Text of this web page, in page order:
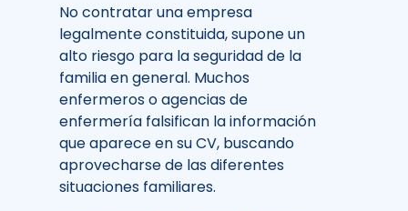
No contratar una empresa
legalmente constituida, supone un
alto riesgo para la seguridad de la
familia en general. Muchos
enfermeros o agencias de
enfermería falsifican la información
que aparece en su CV, buscando
aprovecharse de las diferentes
situaciones familiares.